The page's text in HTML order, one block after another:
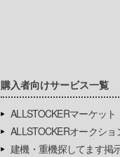
購入者向けサービス一覧
ALLSTOCKERマーケット
ALLSTOCKERオークショ
建機・重機探してます掲